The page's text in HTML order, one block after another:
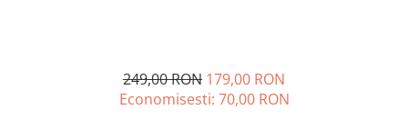
249,00 RON 179,00 RON
Economisesti: 70,00 RON